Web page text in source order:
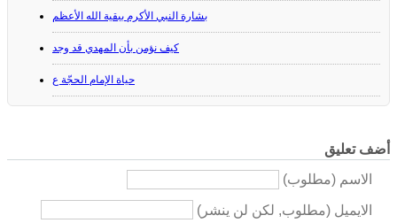
بشارة النبي الأكرم ببقية الله الأعظم
كيف نؤمن بأن المهدي قد وجد
حياة الإمام الحجّة ع
أضف تعليق
الاسم (مطلوب)
الايميل (مطلوب, لكن لن ينشر)